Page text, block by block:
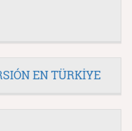
EN TÜRKİYE